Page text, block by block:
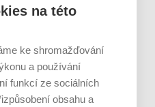
na této
ke shromažďování
a používání
funkcí ze sociálních
obsahu a